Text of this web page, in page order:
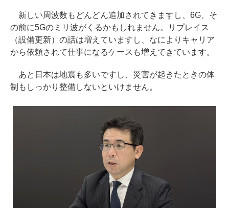
新しい周波数もどんどん追加されてきますし、6G、そ
の前に5Gのミリ波がくるかもしれません。リプレイス
（設備更新）の話は増えていますし、なによりキャリア
から依頼されて仕事になるケースも増えてきています。
あと日本は地震も多いですし、災害が起きたときの体
制もしっかり整備しないといけません。